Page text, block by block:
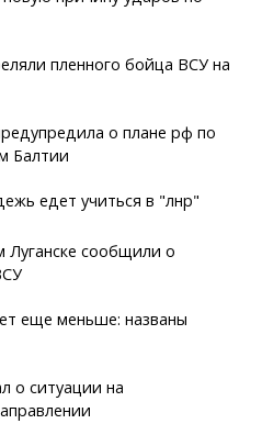
пленного бойца ВСУ на
о плане рф по
Балтии
едет учиться в "лнр"
Луганске сообщили о
еще меньше: названы
о ситуации на